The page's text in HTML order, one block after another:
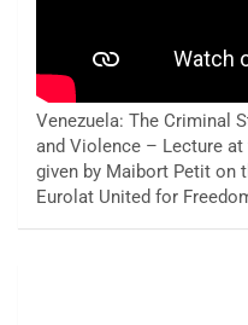
Venezuela: The Criminal
and Violence – Lecture
given by Maibort Petit on
Eurolat United for